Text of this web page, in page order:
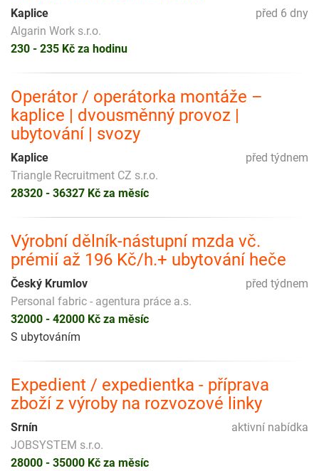
před 6 dny
Kaplice
Algarin Work s.r.o.
230 - 235 Kč za hodinu
Operátor / operátorka montáže –
kaplice | dvousměnný provoz |
ubytování | svozy
před týdnem
Kaplice
Triangle Recruitment CZ s.r.o.
28320 - 36327 Kč za měsíc
Výrobní dělník-nástupní mzda vč.
prémií až 196 Kč/h.+ ubytování heče
před týdnem
Český Krumlov
Personal fabric - agentura práce a.s.
32000 - 42000 Kč za měsíc
S ubytováním
Expedient / expedientka - příprava
zboží z výroby na rozvozové linky
aktivní nabídka
Srnín
JOBSYSTEM s.r.o.
28000 - 35000 Kč za měsíc